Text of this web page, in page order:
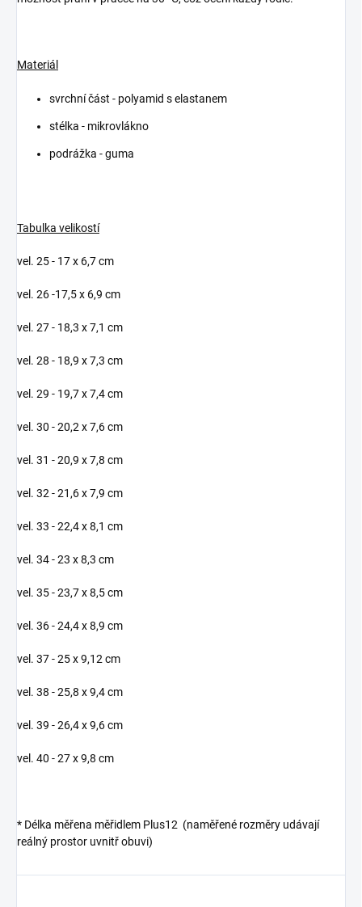
Materiál
svrchní část - polyamid s elastanem
stélka - mikrovlákno
podrážka - guma
Tabulka velikostí
vel. 25 - 17 x 6,7 cm
vel. 26 -17,5 x 6,9 cm
vel. 27 - 18,3 x 7,1 cm
vel. 28 - 18,9 x 7,3 cm
vel. 29 - 19,7 x 7,4 cm
vel. 30 - 20,2 x 7,6 cm
vel. 31 - 20,9 x 7,8 cm
vel. 32 - 21,6 x 7,9 cm
vel. 33 - 22,4 x 8,1 cm
vel. 34 - 23 x 8,3 cm
vel. 35 - 23,7 x 8,5 cm
vel. 36 - 24,4 x 8,9 cm
vel. 37 - 25 x 9,12 cm
vel. 38 - 25,8 x 9,4 cm
vel. 39 - 26,4 x 9,6 cm
vel. 40 - 27 x 9,8 cm
* Délka měřena měřidlem Plus12 (naměřené rozměry udávají
reálný prostor uvnitř obuvi)